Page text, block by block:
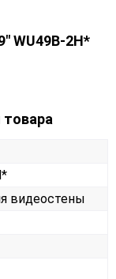
WU49B-2H*
товара
видеостены